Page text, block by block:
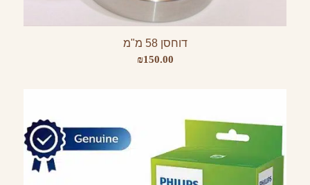
דוחסן 58 מ"מ
₪150.00